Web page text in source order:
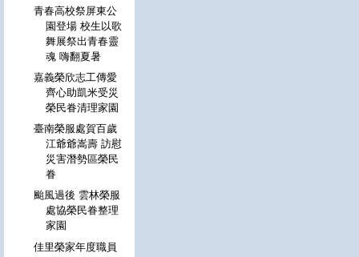
青春高校祭屏東公
園登場 校生以歌
舞展祭出青春靈
魂 嗨翻夏暑
嘉義榮欣志工傳愛
齊心助凱米受災
榮民眷清理家園
臺南榮服處賀百歲
江爺爺嵩壽 訪慰
災害潛勢區榮民
眷
颱風過後 雲林榮服
處協榮民眷整理
家園
佳里榮家年度職員